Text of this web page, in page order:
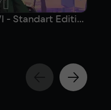
Grand Theft Auto VI - Standart Edition (PlayStation)